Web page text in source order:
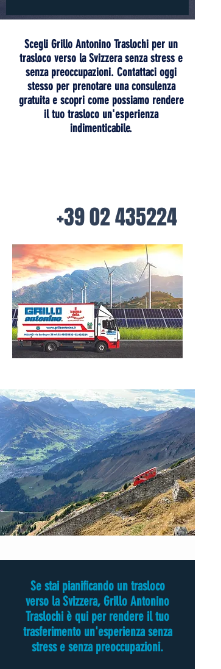
Scegli Grillo Antonino Traslochi per un
trasloco verso la Svizzera senza stress e
senza preoccupazioni. Contattaci oggi
stesso per prenotare una consulenza
gratuita e scopri come possiamo rendere
il tuo trasloco un'esperienza
indimenticabile.
+39 02 435224
Se stai pianificando un trasloco
verso la Svizzera, Grillo Antonino
Traslochi è qui per rendere il tuo
trasferimento un'esperienza senza
stress e senza preoccupazioni.